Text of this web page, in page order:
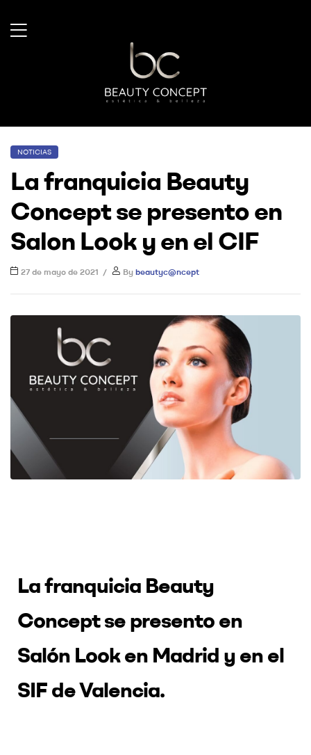
Beauty
Concept
NOTICIAS
La franquicia Beauty
Concept se presento en
Salon Look y en el CIF
27 de mayo de 2021 By beautyc@ncept
La franquicia Beauty
Concept se presento en
Salón Look en Madrid y en el
SIF de Valencia.